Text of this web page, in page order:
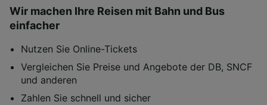
Wir machen Ihre Reisen mit Bahn und Bus
einfacher
Nutzen Sie Online-Tickets
Vergleichen Sie Preise und Angebote der DB, SNCF
und anderen
Zahlen Sie schnell und sicher